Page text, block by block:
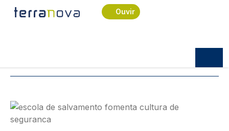
Passar para o conteúdo principal
Ouvir
Navegação estrutural
Início Salvamento
Imagem